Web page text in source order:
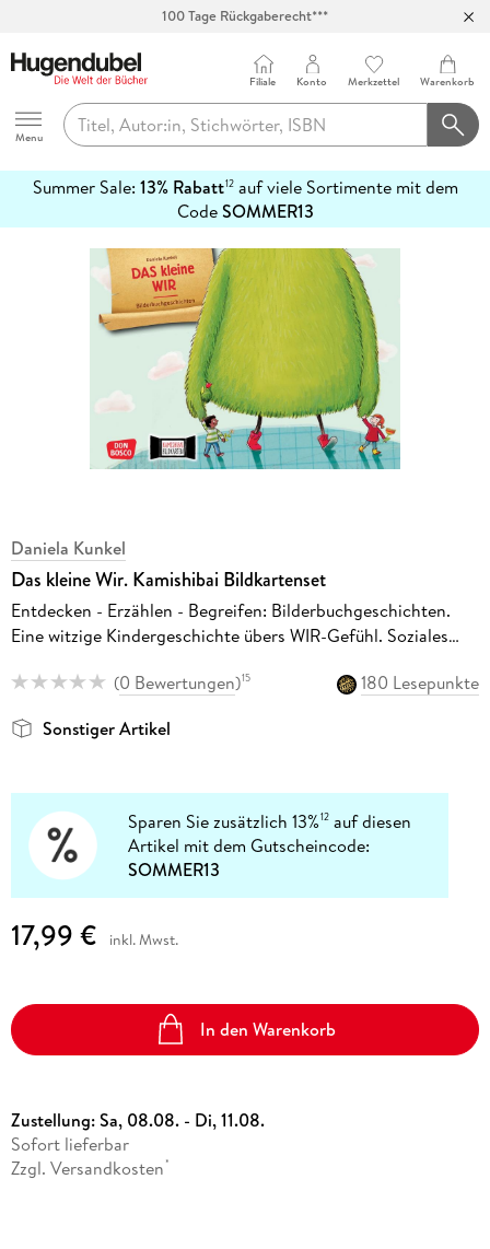
Hugendubel
Menu
Filiale Konto Merkzettel Warenkorb
Summer Sale: 13% Rabatt12auf viele Sortimente mit dem
CodeSOMMER13
erfahren
Daniela Kunkel
Das kleine Wir. Kamishibai Bildkartenset
Entdecken - Erzählen - Begreifen: Bilderbuchgeschichten.
Eine witzige Kindergeschichte übers WIR-Gefühl. Soziales
(0 Bewertungen)15
180 Lesepunkte
Sonstiger Artikel
Sparen Sie zusätzlich 13%12 auf diesen
Artikel mit dem Gutscheincode:
SOMMER13
17,99 € inkl. Mwst.
In den Warenkorb
Zustellung:Sa, 08.08. - Di, 11.08.
Sofort lieferbar
Zzgl. Versandkosten *